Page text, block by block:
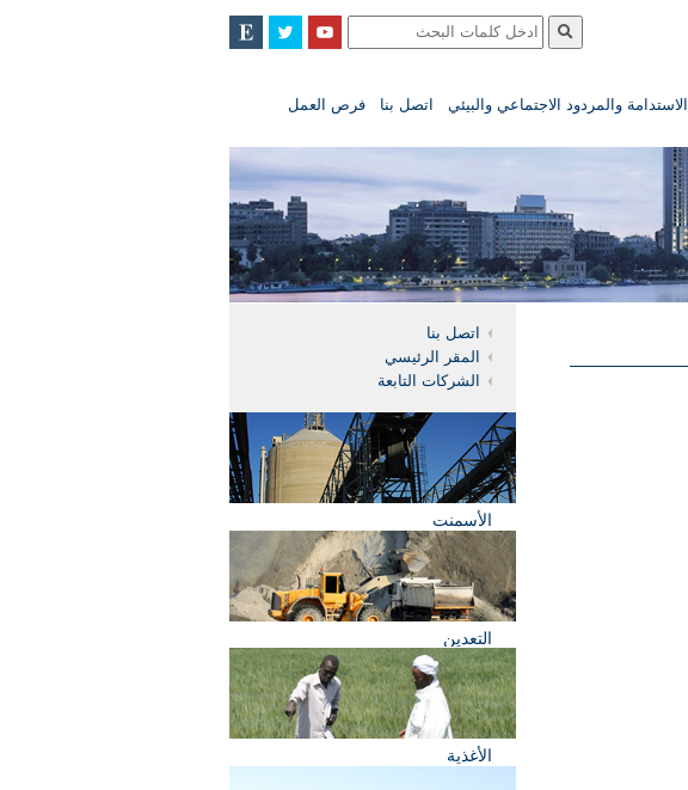
الاستدامة والمردود الاجتماعي والبيئي اتصل بنا فرص العمل
اتصل بنا
المقر الرئيسي
الشركات التابعة
الأسمنت
التعدين
الأغذية